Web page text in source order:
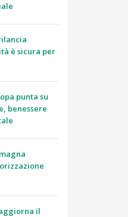
è sicura per
punta su
benessere
il